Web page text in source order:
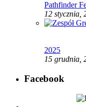
Pathfinder
12 stycznia,
2025
15 grudnia,
Facebook